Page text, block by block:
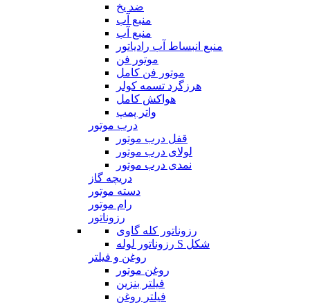
ضد یخ
منبع آب
منبع آب
منبع انبساط آب رادیاتور
موتور فن
موتور فن کامل
هرزگرد تسمه کولر
هواکش کامل
واتر پمپ
درب موتور
قفل درب موتور
لولای درب موتور
نمدی درب موتور
دریچه گاز
دسته موتور
رام موتور
رزوناتور
رزوناتور کله گاوی
رزوناتور لوله S شکل
روغن و فیلتر
روغن موتور
فیلتر بنزین
فیلتر روغن